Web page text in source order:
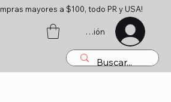
mayores a $100, todo PR y USA!
Iniciar sesión